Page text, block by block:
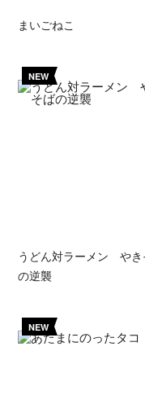
まいごねこ
NEW
うどん対ラーメン やき
の逆襲
NEW